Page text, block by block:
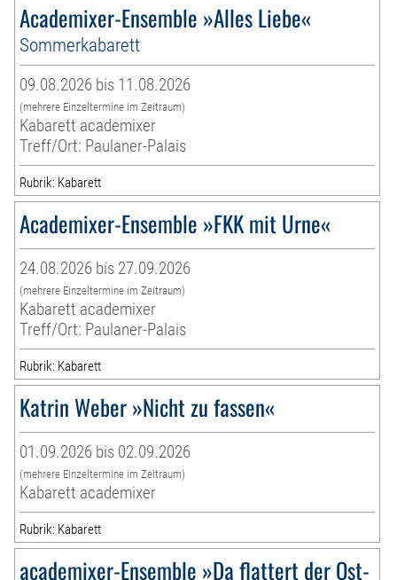
Academixer-Ensemble »Alles Liebe«
Sommerkabarett
09.08.2026 bis 11.08.2026
(mehrere Einzeltermine im Zeitraum)
Kabarett academixer
Treff/Ort: Paulaner-Palais
Rubrik: Kabarett
Academixer-Ensemble »FKK mit Urne«
24.08.2026 bis 27.09.2026
(mehrere Einzeltermine im Zeitraum)
Kabarett academixer
Treff/Ort: Paulaner-Palais
Rubrik: Kabarett
Katrin Weber »Nicht zu fassen«
01.09.2026 bis 02.09.2026
(mehrere Einzeltermine im Zeitraum)
Kabarett academixer
Rubrik: Kabarett
academixer-Ensemble »Da flattert der Ost-